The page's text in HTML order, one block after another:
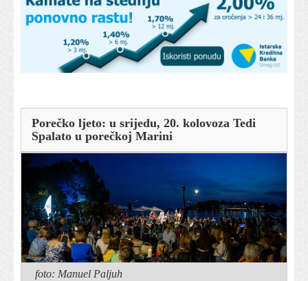
Porečko ljeto: u srijedu, 20. kolovoza Tedi
Spalato u porečkoj Marini
foto: Manuel Paljuh